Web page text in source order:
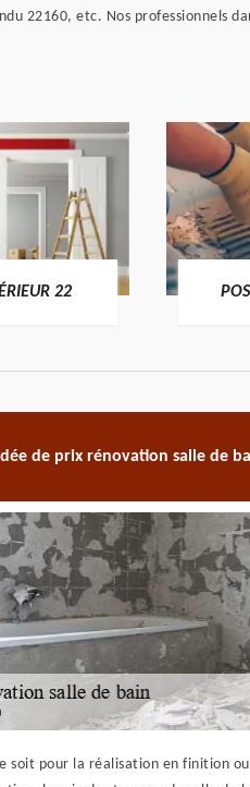
22160, etc. Nos professionnels
22
de prix rénovation salle de
soit pour la réalisation en finition